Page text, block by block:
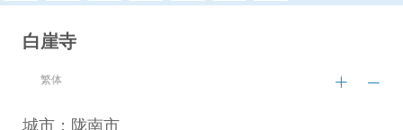
白崖寺
繁体
城市：陇南市